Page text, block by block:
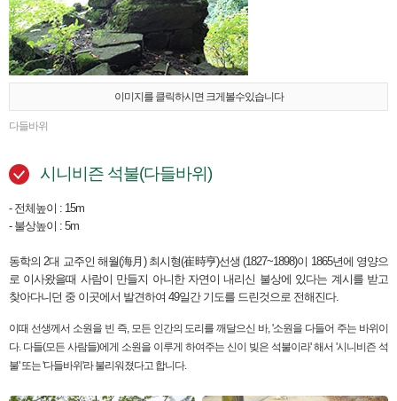
이미지를 클릭하시면 크게볼수있습니다
다들바위
시니비즌 석불(다들바위)
- 전체높이 : 15m
- 불상높이 : 5m
동학의 2대 교주인 해월(海月) 최시형(崔時亨)선생 (1827~1898)이 1865년에 영양으
로 이사왔을때 사람이 만들지 아니한 자연이 내리신 불상에 있다는 계시를 받고
찾아다니던 중 이곳에서 발견하여 49일간 기도를 드린것으로 전해진다.
이때 선생께서 소원을 빈 즉, 모든 인간의 도리를 깨달으신 바, '소원을 다들어 주는 바위이
다. 다들(모든 사람들)에게 소원을 이루게 하여주는 신이 빚은 석불이라' 해서 '시니비즌 석
불' 또는 '다들바위'라 불리워졌다고 합니다.